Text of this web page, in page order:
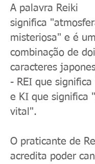
A palavra Reiki
significa
misteriosa" e é
combinação de
caracteres
- REI que
e KI que significa
vital".
O praticante de
acredita poder